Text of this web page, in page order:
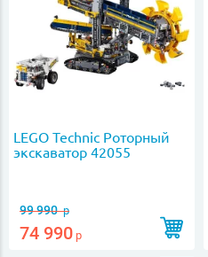
LEGO Technic Роторный
экскаватор 42055
99 990р
74 990 р